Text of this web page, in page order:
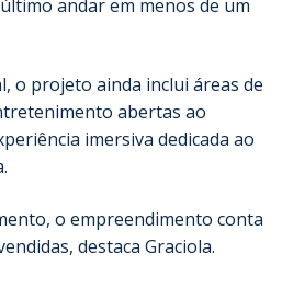
andar em menos de um
o projeto ainda inclui áreas de
abertas ao
imersiva dedicada ao
o empreendimento conta
destaca Graciola.